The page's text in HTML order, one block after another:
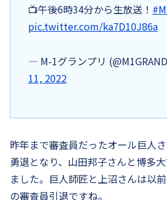
📺午後6時34分から生放送！
pic.twitter.com/ka7D10J86a
— M-1グランプリ
11, 2022
昨年まで審査員だったオール巨人
勇退となり、山田邦子さんと博多
ました。巨人師匠と上沼さんは以
の審査員引退ですね。